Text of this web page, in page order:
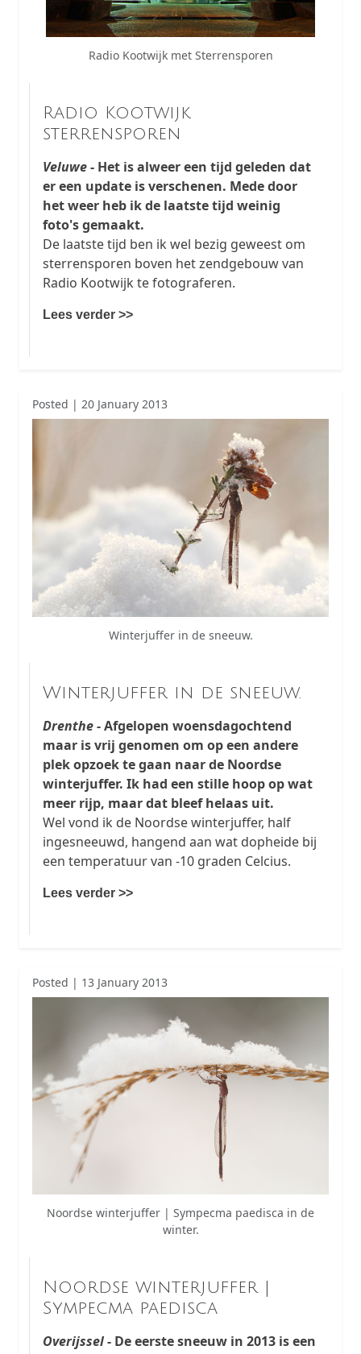
Radio Kootwijk met Sterrensporen
Radio Kootwijk
sterrensporen
Veluwe- Het is alweer een tijd geleden dat
er een update is verschenen. Mede door
het weer heb ik de laatste tijd weinig
foto's gemaakt.
De laatste tijd ben ik wel bezig geweest om
sterrensporen boven het zendgebouw van
Radio Kootwijk te fotograferen.
Lees verder >>
Posted | 20 January 2013
Winterjuffer in de sneeuw.
Winterjuffer in de sneeuw.
Drenthe- Afgelopen woensdagochtend
maar is vrij genomen om op een andere
plek opzoek te gaan naar de Noordse
winterjuffer. Ik had een stille hoop op wat
meer rijp, maar dat bleef helaas uit.
Wel vond ik de Noordse winterjuffer, half
ingesneeuwd, hangend aan wat dopheide bij
een temperatuur van -10 graden Celcius.
Lees verder >>
Posted | 13 January 2013
Noordse winterjuffer | Sympecma paedisca in de
winter.
Noordse winterjuffer |
Sympecma paedisca
Overijssel- De eerste sneeuw in 2013 is een